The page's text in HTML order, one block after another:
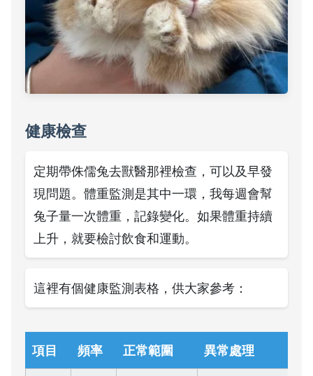
健康檢查
定期帶侏儒兔去獸醫那裡檢查，可以及早發
現問題。體重監測是其中一環，我每週會幫
兔子量一次體重，記錄變化。如果體重持續
上升，就要檢討飲食和運動。
這裡有個健康監測表格，供大家參考：
項目 頻率 正常範圍 異常處理